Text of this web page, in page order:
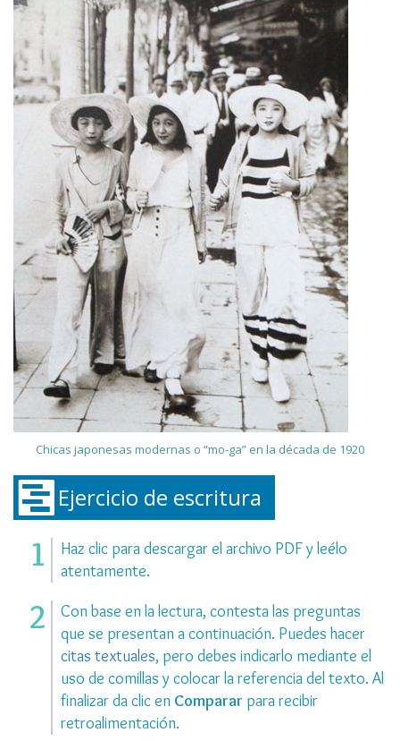
Chicas japonesas modernas o “mo-ga” en la década de 1920
Ejercicio de escritura
Haz clic para descargar el archivo PDF y leélo
atentamente.
Con base en la lectura, contesta las preguntas
que se presentan a continuación. Puedes hacer
citas textuales, pero debes indicarlo mediante el
uso de comillas y colocar la referencia del texto. Al
finalizar da clic en Comparar para recibir
retroalimentación.